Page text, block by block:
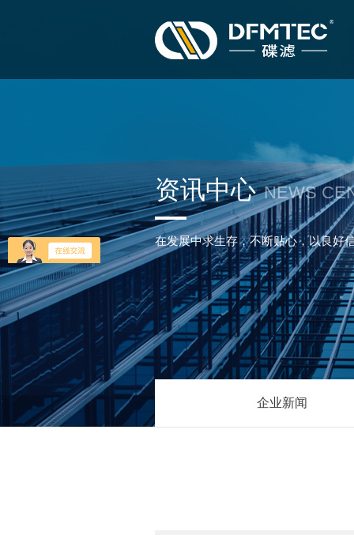
资讯中心 NEWS
在发展中求生存，不断贴心，以良好
企业新闻